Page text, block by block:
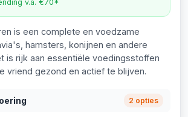
v.a. €70*
is een complete en voedzame
hamsters, konijnen en andere
is rijk aan essentiële voedingsstoffen
vriend gezond en actief te blijven.
2 opties